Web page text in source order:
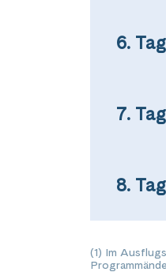
6. Tag
7. Tag
8. Tag
(1) Im